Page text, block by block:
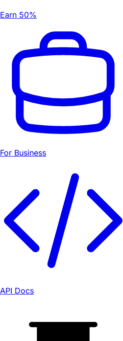
Earn 50%
For Business
API Docs